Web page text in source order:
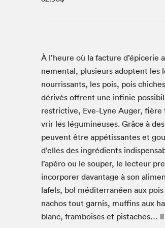
Espace Lis-moi MTL (12-18 ans)
Le grand jeu de lecture à voix
Espace Montréal-Nord
Tapis rouge des écrivain·e·s
Zone Manga
La Grande tournée de Bologne
illustrateur·rice·s)
Espace jeunesse Desjardins
Archives
À l’heure où la fac­ture
nemen­tal, plusieurs adoptent les
nour­ris­sants, les pois, pois
dérivés offrent une infinie
restric­tive, Eve-Lyne Auger,
vrir les légu­mineuses. Grâce à
peu­vent être appétis­santes et
d’elles des ingré­di­ents
l’apéro ou le souper, le lecteur
incor­por­er davan­tage à son
lafels, bol méditer­ranéen aux
nachos tout gar­nis, muffins aux
blanc, fram­bois­es et pis­tach­es…